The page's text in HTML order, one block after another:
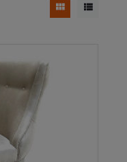
view_module view_list